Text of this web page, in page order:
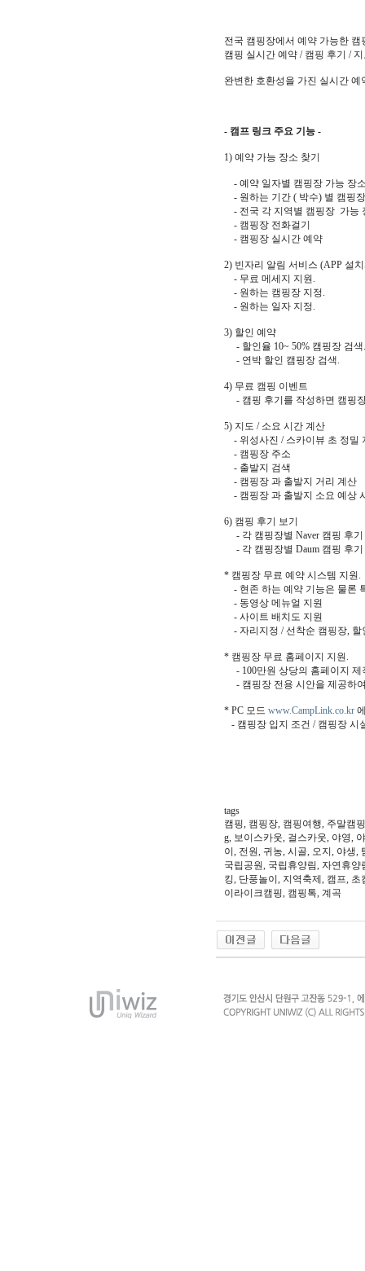
전국 캠핑장에서 예약 가능한
캠핑 실시간 예약 / 캠핑 후기 /
완변한 호환성을 가진 실시간 예
- 캠프 링크 주요 기능 -
1) 예약 가능 장소 찾기
- 예약 일자별 캠핑장 가능 장
- 원하는 기간 ( 박수) 별 캠핑
- 전국 각 지역별 캠핑장 가능
- 캠핑장 전화걸기
- 캠핑장 실시간 예약
2) 빈자리 알림 서비스 (APP 설
- 무료 메세지 지원.
- 원하는 캠핑장 지정.
- 원하는 일자 지정.
3) 할인 예약
- 할인율 10~ 50% 캠핑장 검색.
- 연박 할인 캠핑장 검색.
4) 무료 캠핑 이벤트
- 캠핑 후기를 작성하면 캠핑
5) 지도 / 소요 시간 계산
- 위성사진 / 스카이뷰 초 정밀
- 캠핑장 주소
- 출발지 검색
- 캠핑장 과 출발지 거리 계산
- 캠핑장 과 출발지 소요 예상
6) 캠핑 후기 보기
- 각 캠핑장별 Naver 캠핑 후기
- 각 캠핑장별 Daum 캠핑 후기
* 캠핑장 무료 예약 시스템 지원.
- 현존 하는 예약 기능은 물론
- 동영상 메뉴얼 지원
- 사이트 배치도 지원
- 자리지정 / 선착순 캠핑장, 할
* 캠핑장 무료 홈페이지 지원.
- 100만원 상당의 홈페이지 제
- 캠핑장 전용 시안을 제공하
* PC 모드 www.CampLink.co.kr
- 캠핑장 입지 조건 / 캠핑장 시
tags
캠핑, 캠핑장, 캠핑여행, 주말캠
g, 보이스카웃, 걸스카웃, 야영,
이, 전원, 귀농, 시골, 오지, 야생,
국립공원, 국립휴양림, 자연휴
킹, 단풍놀이, 지역축제, 캠프,
이라이크캠핑, 캠핑톡, 계곡